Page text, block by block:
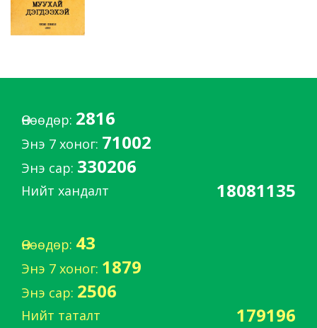
Өнөөдөр: 2816
Энэ 7 хоног: 71002
Энэ сар: 330206
Нийт хандалт 18081135
Өнөөдөр: 43
Энэ 7 хоног: 1879
Энэ сар: 2506
Нийт таталт 179196